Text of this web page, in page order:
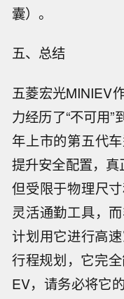
囊）。
五、总结
五菱宏光MINIEV
力经历了“不可用”
年上市的第五代
提升安全配置，真
但受限于物理尺
灵活通勤工具，
计划用它进行高
行程规划，它完
EV，请务必将它